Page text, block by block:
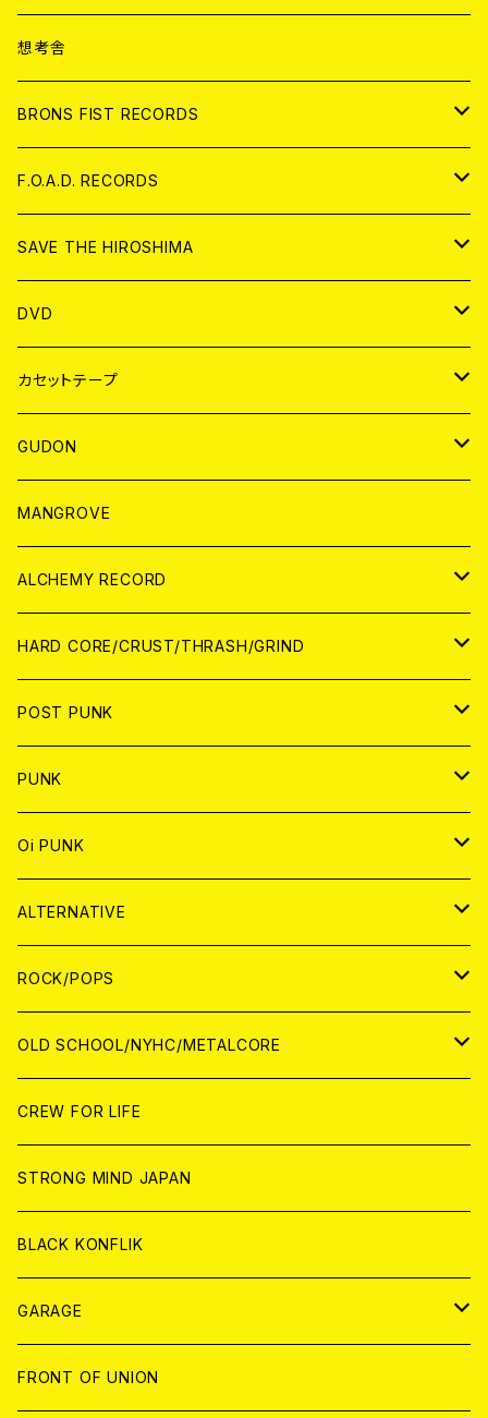
ANALOG
CD
アパレル
ANALOG
想考舎
BRONS FIST RECORDS
CD
ANALOG
F.O.A.D. RECORDS
CD
ANALOG
SAVE THE HIROSHIMA
アパレル
BADGE
DVD
JAPAN
WORLD
カセットテープ
JAPAN
WORLD
GUDON
アパレル
PATCH
アナログ
DIGITAL CONTENTS
MANGROVE
ALCHEMY RECORD
CD
ANALOG
HARD CORE/CRUST/THRASH/GRIND
JAPAN
CD
ANALOG
WORLD
CD
ANALOG
POST PUNK
CD
JAPAN
WORLD
ANALOG
JAPAN
WORLD
PUNK
JAPAN
CD
ANALOG
WORLD
CD
ANALOG
Oi PUNK
JAPAN
CD
ANALOG
WOLRD
CD
ANALOG
ALTERNATIVE
JAPAN
CD
ANALOG
WORLD
CD
ANALOG
ROCK/POPS
JAPAN
CD
ANALOG
WORLD
CD
ANALOG
OLD SCHOOL/NYHC/METALCORE
JAPAN
CD
ANALOG
WORLD
CD
ANALOG
CREW FOR LIFE
STRONG MIND JAPAN
BLACK KONFLIK
GARAGE
JAPAN
FRONT OF UNION